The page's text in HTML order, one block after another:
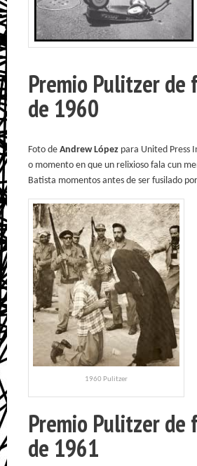
Premio Pulitzer
de 1960
Foto de Andrew López para United Press
o momento en que un relixioso fala cun
Batista momentos antes de ser fusilado
1960 Pulitzer
Premio Pulitzer
de 1961